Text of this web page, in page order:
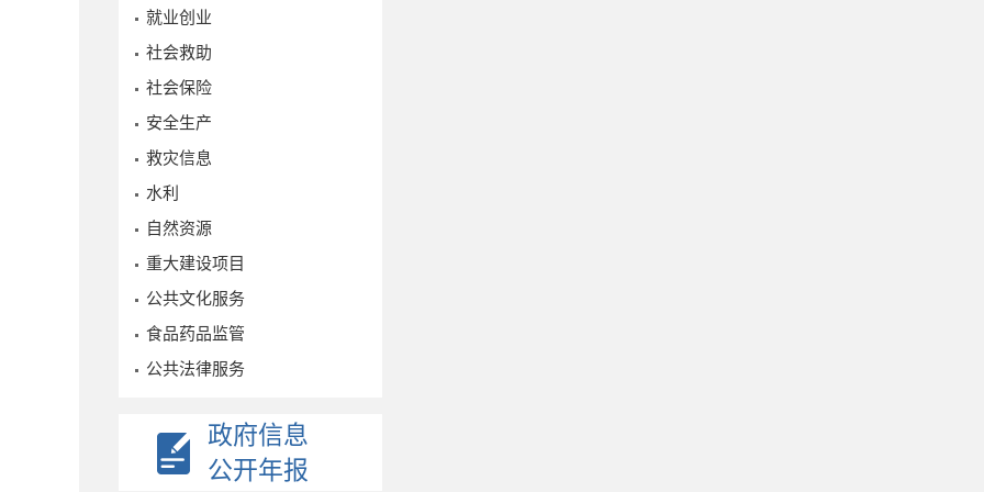
就业创业
社会救助
社会保险
安全生产
救灾信息
水利
自然资源
重大建设项目
公共文化服务
食品药品监管
公共法律服务
政府信息
公开年报